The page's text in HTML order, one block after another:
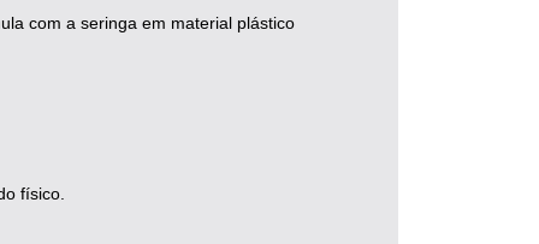
com a seringa em material plástico
físico.